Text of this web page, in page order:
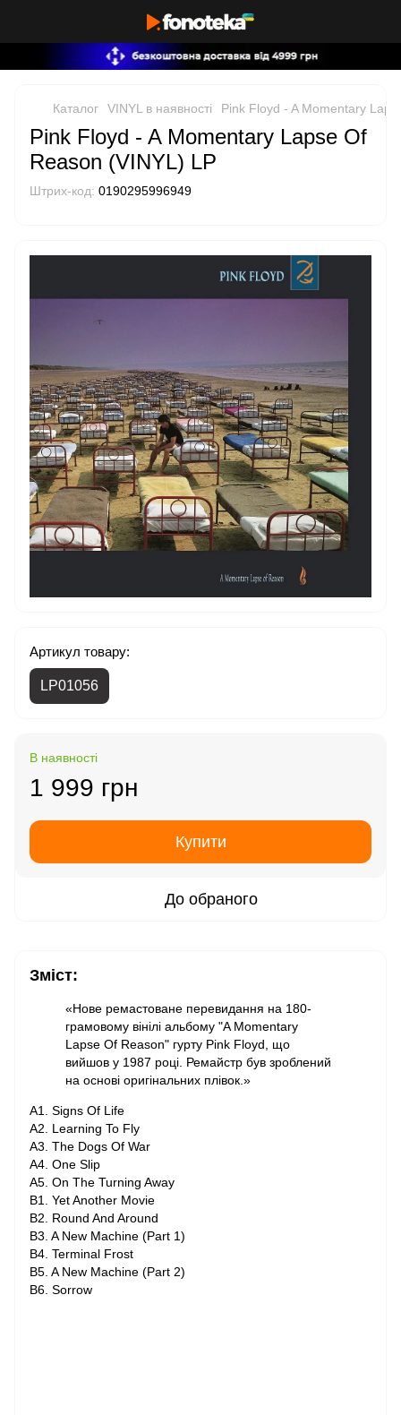
Каталог VINYL в наявності Pink Floyd - A Momentary
Pink Floyd - A Momentary Lapse Of
Reason (VINYL) LP
Штрих-код: 0190295996949
Артикул товару:
LP01056
В наявності
1 999 грн
Купити
До обраного
Зміст:
«Нове ремастоване перевидання на 180-
грамовому вінілі альбому "A Momentary
Lapse Of Reason" гурту Pink Floyd, що
вийшов у 1987 році. Ремайстр був зроблений
на основі оригінальних плівок.»
A1. Signs Of Life
A2. Learning To Fly
A3. The Dogs Of War
A4. One Slip
A5. On The Turning Away
B1. Yet Another Movie
B2. Round And Around
B3. A New Machine (Part 1)
B4. Terminal Frost
B5. A New Machine (Part 2)
B6. Sorrow